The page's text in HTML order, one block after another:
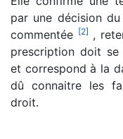
par une décision
commentée [2] ,
prescription doit se
et correspond à la
dû connaitre les
droit.